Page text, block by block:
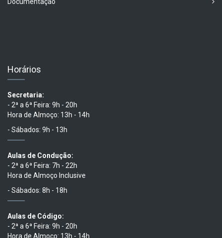
Horários
Secretaria:
- 2ª a 6ª Feira: 9h - 20h
Hora de Almoço: 13h - 14h
- Sábados: 9h - 13h
Aulas de Condução:
- 2ª a 6ª Feira: 7h - 22h
Hora de Almoço Inclusive
- Sábados: 8h - 18h
Aulas de Código:
- 2ª a 6ª Feira: 9h - 20h
Hora de Almoço: 13h - 14h